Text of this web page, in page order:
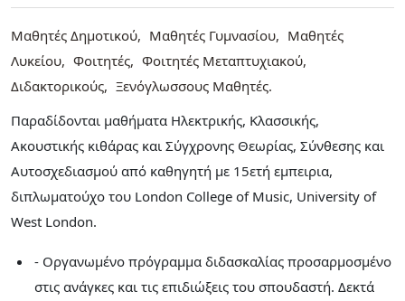
Μαθητές Δημοτικού Μαθητές Γυμνασίου
Μαθητές
Λυκείου
Φοιτητές
Φοιτητές Μεταπτυχιακού
Διδακτορικούς
Ξενόγλωσσους Μαθητές
Παραδίδονται μαθήματα Ηλεκτρικής, Kλασσικής,
Ακουστικής κιθάρας και Σύγχρονης Θεωρίας, Σύνθεσης και
Αυτοσχεδιασμού από καθηγητή με 15ετή εμπειρια,
διπλωματούχο του London College of Music, University of
West London.
- Οργανωμένο πρόγραμμα διδασκαλίας προσαρμοσμένο
στις ανάγκες και τις επιδιώξεις του σπουδαστή. Δεκτά